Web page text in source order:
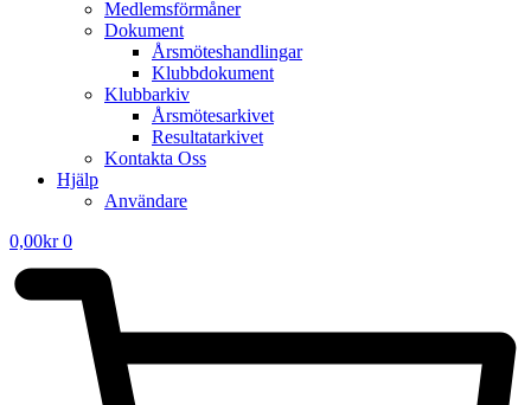
Medlemsförmåner
Dokument
Årsmöteshandlingar
Klubbdokument
Klubbarkiv
Årsmötesarkivet
Resultatarkivet
Kontakta Oss
Hjälp
Användare
0,00kr 0